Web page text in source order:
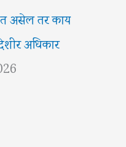
असेल तर काय
अधिकार